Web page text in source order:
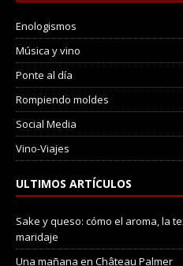
Enologismos
Música y vino
Ponte al día
Rompiendo moldes
Social Media
Vino-Viajes
ULTIMOS ARTÍCULOS
Sake y queso: cómo el aroma, la
maridaje
Una mañana en Château Palmer